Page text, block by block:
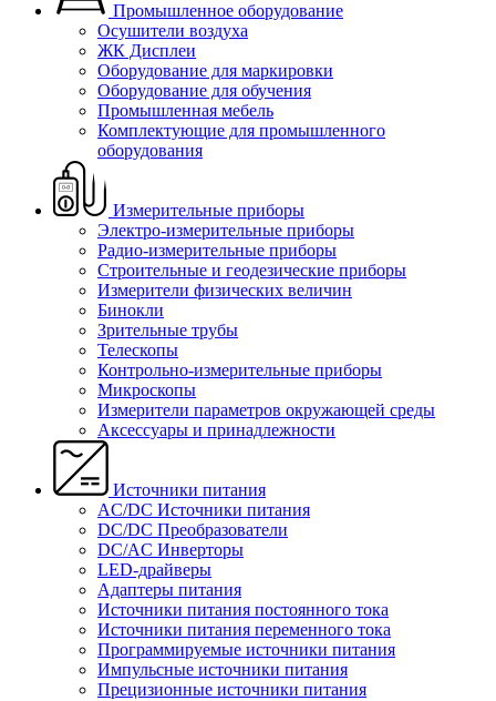
Промышленное оборудование
Осушители воздуха
ЖК Дисплеи
Оборудование для маркировки
Оборудование для обучения
Промышленная мебель
Комплектующие для промышленного
оборудования
Измерительные приборы
Электро-измерительные приборы
Радио-измерительные приборы
Строительные и геодезические приборы
Измерители физических величин
Бинокли
Зрительные трубы
Телескопы
Контрольно-измерительные приборы
Микроскопы
Измерители параметров окружающей среды
Аксессуары и принадлежности
Источники питания
AC/DC Источники питания
DC/DC Преобразователи
DC/AC Инверторы
LED-драйверы
Адаптеры питания
Источники питания постоянного тока
Источники питания переменного тока
Программируемые источники питания
Импульсные источники питания
Прецизионные источники питания